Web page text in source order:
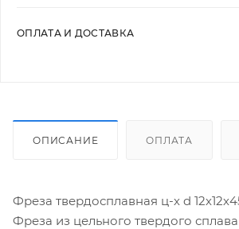
ОПЛАТА И ДОСТАВКА
ОПИСАНИЕ ОПЛАТА
Фреза твердосплавная ц-х d
Фреза из цельного твердого